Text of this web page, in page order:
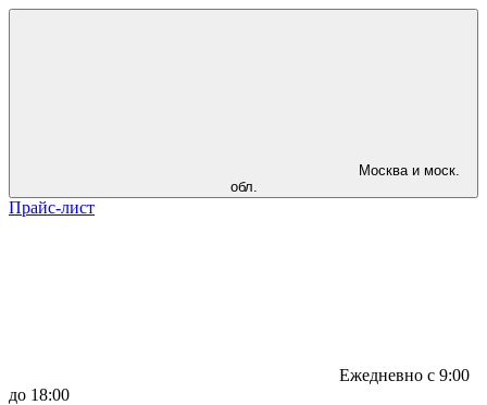
Москва и моск.
обл.
Прайс-лист
Ежедневно с 9:00
до 18:00